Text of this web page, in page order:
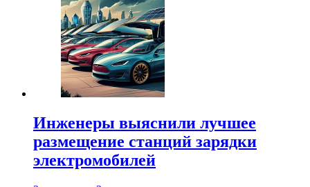
Инженеры выяснили лучшее
размещение станций зарядки
электромобилей